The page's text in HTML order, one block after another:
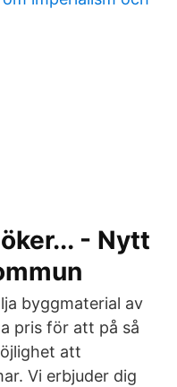
- Nytt
byggmaterial av
pris för att på så
att
Vi erbjuder dig